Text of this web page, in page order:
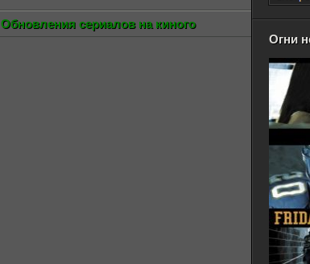
Огни
Обновления сериалов на киного